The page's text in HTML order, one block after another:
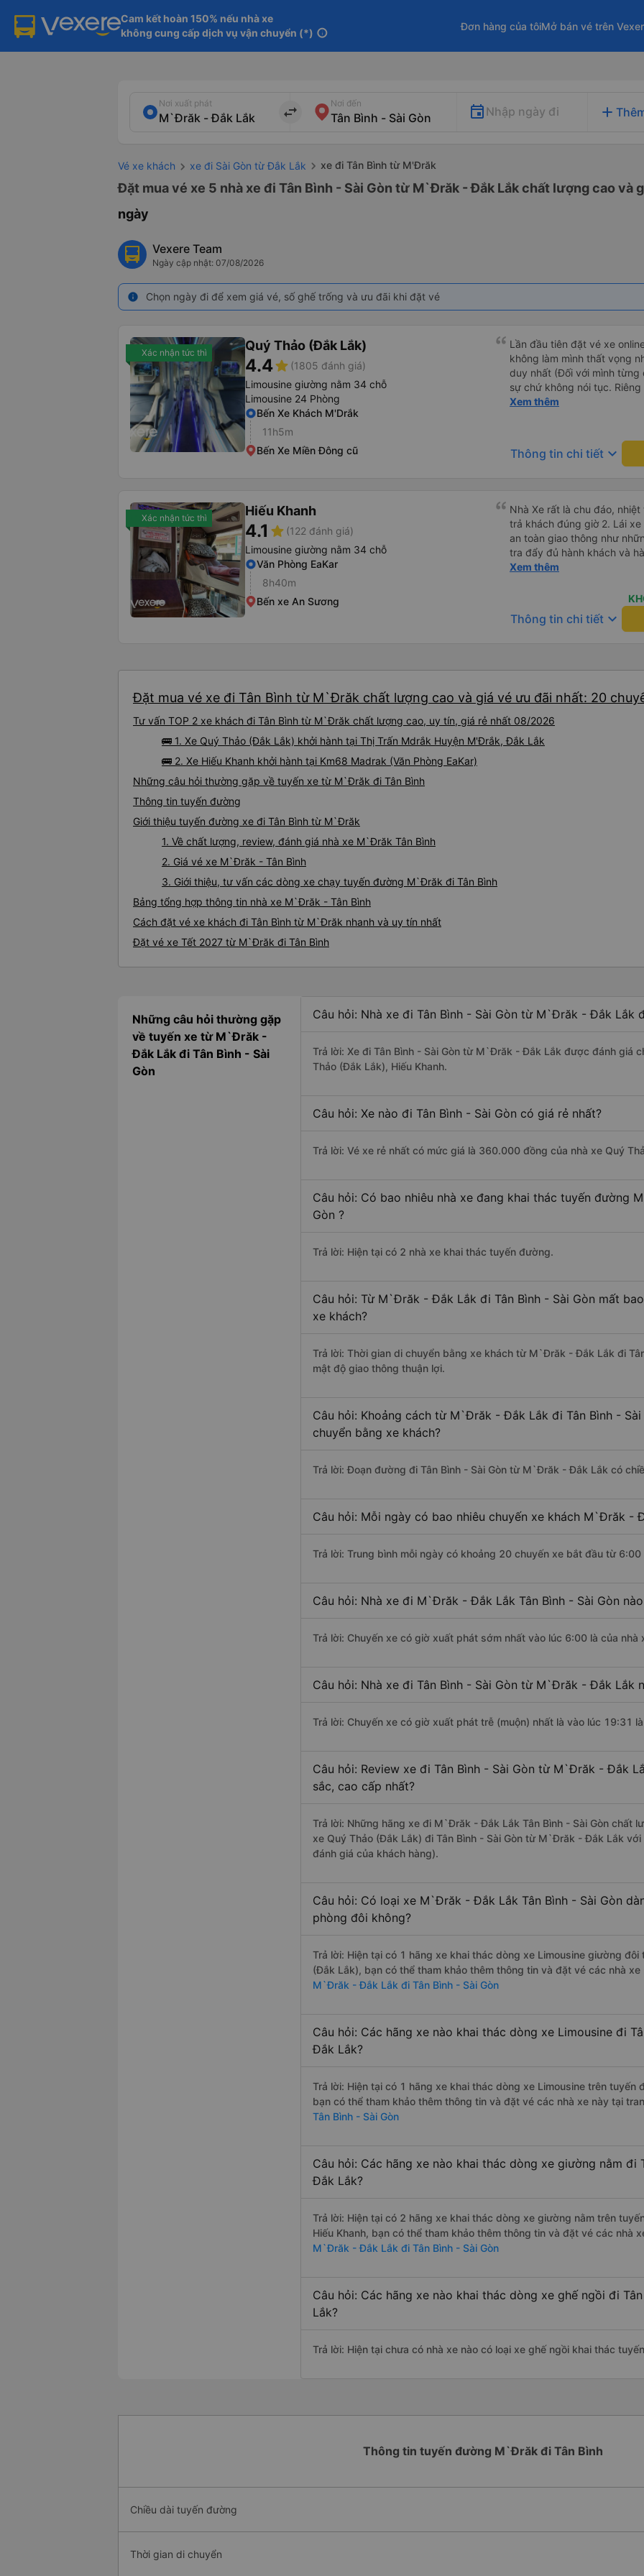
Cam kết hoàn 150% nếu nhà xe
không cung cấp dịch vụ vận chuyển (*) info
Đơn hàng của tôiMở bán vé trên
Nơi xuất phát
import_export
Nơi đến
Nhập ngày đi add
Vé xe khách xe đi Sài Gòn từ Đắk Lắk xe đi Tân Bình từ M'Đrăk
Đặt mua vé xe 5 nhà xe đi Tân Bình - Sài Gòn từ M`Đrăk - Đắk Lắk chất lượng cao và
ngày
Vexere Team
Ngày cập nhật: 07/08/2026
info Chọn ngày đi để xem giá vé, số ghế trống và ưu đãi khi đặt vé
Xác nhận tức thì Quý Thảo (Đắk Lắk)
4.4star (1805 đánh giá)
Limousine giường nằm 34 chỗ
Limousine 24 Phòng
Bến Xe Khách M'Drắk
11h5m
Bến Xe Miền Đông cũ
Lần đầu tiên đặt vé xe
không làm mình thất vọng
duy nhất (Đối với mình từng
sự chứ không nói tục.
rồi. Chú tài xế còn uống
Xem thêm
Thông tin chi tiết keyboard_arrow_down
Xác nhận tức thì Hiếu Khanh
4.1 star (122 đánh giá)
Limousine giường nằm 34 chỗ
Văn Phòng EaKar
8h40m
Bến xe An Sương
Nhà Xe rất là chu đáo, nhiệt
trả khách đúng giờ 2. Lái xe an toàn êm ái ( không chạy mất
an toàn giao thông như
tra đẩy đủ hành khách và
Đặc biệt ngoài chăn gối và
được tặng kèm 1 lon nước yến ướp
theo. Chúc nhà xe tương lai càng phát triển và đội ngũ công
Xem thêm
Thông tin chi tiết keyboard_arrow_down
Đặt mua vé xe đi Tân Bình từ M`Đrăk chất lượng cao và giá vé ưu đãi nhất: 20
Tư vấn TOP 2 xe khách đi Tân Bình từ M`Đrăk chất lượng cao, uy tín, giá rẻ nhất 08/2026
🚌 1. Xe Quý Thảo (Đắk Lắk) khởi hành tại Thị Trấn Mdrắk Huyện M'Ðrắk, Đắk Lắk
🚌 2. Xe Hiếu Khanh khởi hành tại Km68 Madrak (Văn Phòng EaKar)
Những câu hỏi thường gặp về tuyến xe từ M`Đrăk đi Tân Bình
Thông tin tuyến đường
Giới thiệu tuyến đường xe đi Tân Bình từ M`Đrăk
1. Về chất lượng, review, đánh giá nhà xe M`Đrăk Tân Bình
2. Giá vé xe M`Đrăk - Tân Bình
3. Giới thiệu, tư vấn các dòng xe chạy tuyến đường M`Đrăk đi Tân Bình
Bảng tổng hợp thông tin nhà xe M`Đrăk - Tân Bình
Cách đặt vé xe khách đi Tân Bình từ M`Đrăk nhanh và uy tín nhất
Đặt vé xe Tết 2027 từ M`Đrăk đi Tân Bình
Những câu hỏi thường gặp
về tuyến xe từ M`Đrăk -
Đắk Lắk đi Tân Bình - Sài
Gòn
Câu hỏi: Nhà xe đi Tân Bình - Sài Gòn từ M`Đrăk - Đắk Lắk
Trả lời: Xe đi Tân Bình - Sài Gòn từ M`Đrăk - Đắk Lắk được đánh giá
Thảo (Đắk Lắk), Hiếu Khanh.
Câu hỏi: Xe nào đi Tân Bình - Sài Gòn có giá rẻ nhất?
Trả lời: Vé xe rẻ nhất có mức giá là 360.000 đồng của nhà xe Quý
Câu hỏi: Có bao nhiêu nhà xe đang khai thác tuyến đường
Gòn ?
Trả lời: Hiện tại có 2 nhà xe khai thác tuyến đường.
Câu hỏi: Từ M`Đrăk - Đắk Lắk đi Tân Bình - Sài Gòn mất
xe khách?
Trả lời: Thời gian di chuyển bằng xe khách từ M`Đrăk - Đắk Lắk đi
mật độ giao thông thuận lợi.
Câu hỏi: Khoảng cách từ M`Đrăk - Đắk Lắk đi Tân Bình -
chuyển bằng xe khách?
Trả lời: Đoạn đường đi Tân Bình - Sài Gòn từ M`Đrăk - Đắk Lắk có
Câu hỏi: Mỗi ngày có bao nhiêu chuyến xe khách M`Đrăk -
Trả lời: Trung bình mỗi ngày có khoảng 20 chuyến xe bắt đầu từ
Câu hỏi: Nhà xe đi M`Đrăk - Đắk Lắk Tân Bình - Sài Gòn
Trả lời: Chuyến xe có giờ xuất phát sớm nhất vào lúc 6:00 là của nhà
Câu hỏi: Nhà xe đi Tân Bình - Sài Gòn từ M`Đrăk - Đắk Lắk
Trả lời: Chuyến xe có giờ xuất phát trễ (muộn) nhất là vào lúc 19:31
Câu hỏi: Review xe đi Tân Bình - Sài Gòn từ M`Đrăk - Đắk
sắc, cao cấp nhất?
Trả lời: Những hãng xe đi M`Đrăk - Đắk Lắk Tân Bình - Sài Gòn chất
xe Quý Thảo (Đắk Lắk) đi Tân Bình - Sài Gòn từ M`Đrăk - Đắk Lắk
đánh giá của khách hàng).
Câu hỏi: Có loại xe M`Đrăk - Đắk Lắk Tân Bình - Sài Gòn
phòng đôi không?
Trả lời: Hiện tại có 1 hãng xe khai thác dòng xe Limousine giường
(Đắk Lắk), bạn có thể tham khảo thêm thông tin và đặt vé các nhà
M`Đrăk - Đắk Lắk đi Tân Bình - Sài Gòn
Câu hỏi: Các hãng xe nào khai thác dòng xe Limousine đi
Đắk Lắk?
Trả lời: Hiện tại có 1 hãng xe khai thác dòng xe Limousine trên tuyến
bạn có thể tham khảo thêm thông tin và đặt vé các nhà xe này tại
Tân Bình - Sài Gòn
Câu hỏi: Các hãng xe nào khai thác dòng xe giường nằm
Đắk Lắk?
Trả lời: Hiện tại có 2 hãng xe khai thác dòng xe giường nằm trên
Hiếu Khanh, bạn có thể tham khảo thêm thông tin và đặt vé các nhà
M`Đrăk - Đắk Lắk đi Tân Bình - Sài Gòn
Câu hỏi: Các hãng xe nào khai thác dòng xe ghế ngồi đi
Lắk?
Trả lời: Hiện tại chưa có nhà xe nào có loại xe ghế ngồi khai thác
Thông tin tuyến đường M`Đrăk đi Tân Bình
Chiều dài tuyến đường
Thời gian di chuyển